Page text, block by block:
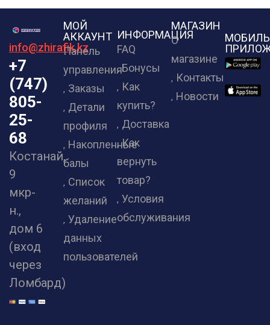
info@zhirafik.kz
+7
(747)
805-
25-
68
Костанай,
9
мкр-
н.,
дом 6
(вход
через
Ломбард)
МОЙ
АККАУНТ
Панель
управления
Заказы
Детали
профиля
Накопленные
балы
Список
желаний
Удаление
данных
пользователей
ИНФОРМАЦИЯ
FAQ
Бонусы
Как
купить?
Доставка
Как
вернуть
товар?
Условия
обслуживания
МАГАЗИН
О
магазине
Контакты
Новости